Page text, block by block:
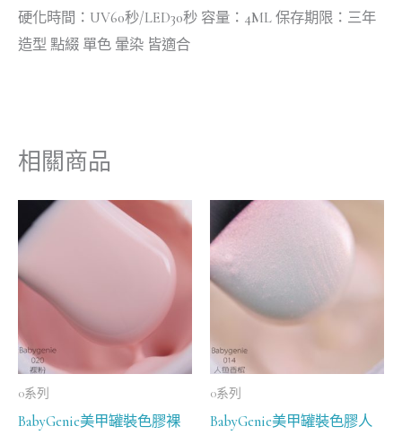
硬化時間：UV60秒/LED30秒 容量：4ML 保存期限：三年
造型 點綴 單色 暈染 皆適合
相關商品
0系列
BabyGenie美甲罐裝色膠裸
0系列
BabyGenie美甲罐裝色膠人